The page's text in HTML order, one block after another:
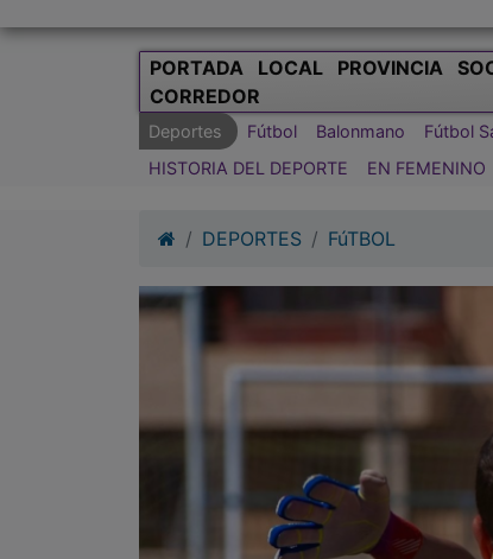
PORTADA LOCAL PROVINCIA
CORREDOR
Deportes Fútbol Balonmano Fútbol
HISTORIA DEL DEPORTE
EN FEMENINO
DEPORTES FúTBOL